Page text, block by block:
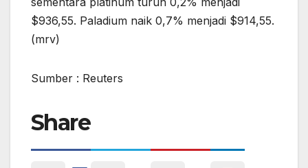
$936,55. Paladium naik 0,7% menjadi $914,55.
(mrv)
Sumber : Reuters
Share